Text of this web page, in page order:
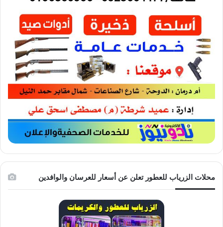
محلات الزرياب للعطور تعلن عن أسعار للعرسان والوافدين